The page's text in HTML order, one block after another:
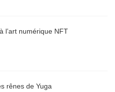
l’art numérique NFT
rênes de Yuga